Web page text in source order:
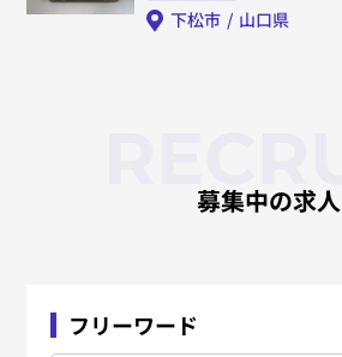
山口県
下松市
募集中の求人
フリーワード